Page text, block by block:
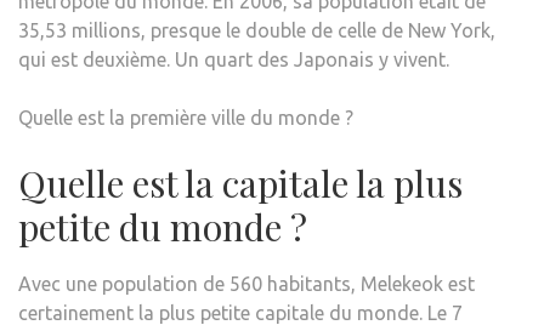
35,53 millions, presque le double de celle de New York,
qui est deuxième. Un quart des Japonais y vivent.
Quelle est la première ville du monde ?
Quelle est la capitale la plus
petite du monde ?
Avec une population de 560 habitants, Melekeok est
certainement la plus petite capitale du monde. Le 7